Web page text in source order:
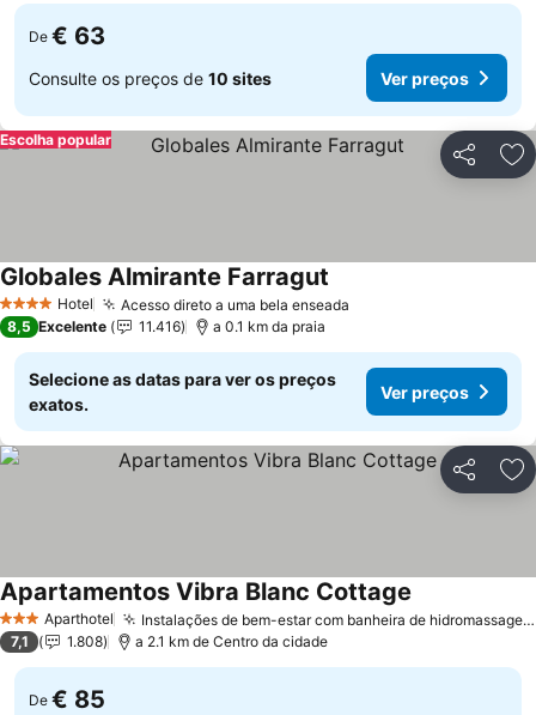
De € 63
Consulte os preços de 10 sites Ver preços
Partilhar
Escolha popular
4 EstrelasHotel Acesso direto a uma bela enseada
Globales Almirante Farragut
8,5 Excelente 11.416 a 0.1 km da praia
Selecione as datas para ver os preços
exatos.
Ver preços
Partilhar
3 EstrelasAparthotel Instalações de bem-estar com banheira de hidromassagem e sauna
Apartamentos Vibra Blanc Cottage
7,1 1.808 a 2.1 km de Centro da cidade
De € 85